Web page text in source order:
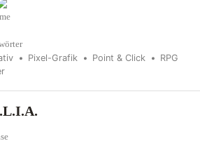
Pixel-Grafik Point & Click
RPG